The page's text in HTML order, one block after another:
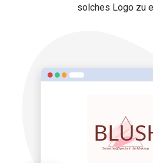
solches Logo zu